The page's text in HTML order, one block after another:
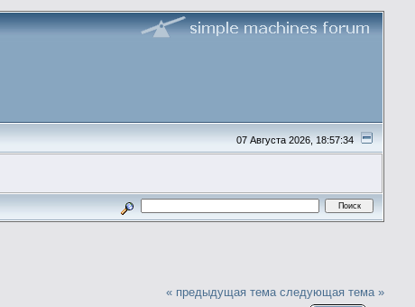
07 Августа 2026, 18:57:34
« предыдущая тема следующая тема »